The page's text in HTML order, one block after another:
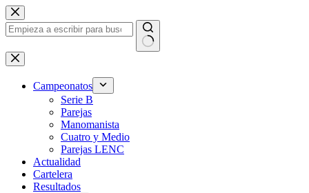
Saltar
al
contenido
Sin
resultados
Campeonatos
Serie B
Parejas
Manomanista
Cuatro y Medio
Parejas LENC
Actualidad
Cartelera
Resultados